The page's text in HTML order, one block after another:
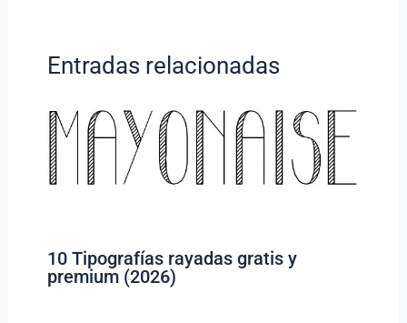
Entradas relacionadas
10 Tipografías rayadas gratis y
premium (2026)